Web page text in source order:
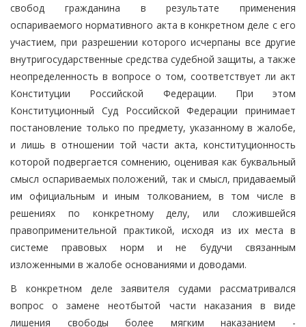
свобод гражданина в результате применения
оспариваемого нормативного акта в конкретном деле с его
участием, при разрешении которого исчерпаны все другие
внутригосударственные средства судебной защиты, а также
неопределенность в вопросе о том, соответствует ли акт
Конституции Российской Федерации. При этом
Конституционный Суд Российской Федерации принимает
постановление только по предмету, указанному в жалобе,
и лишь в отношении той части акта, конституционность
которой подвергается сомнению, оценивая как буквальный
смысл оспариваемых положений, так и смысл, придаваемый
им официальным и иным толкованием, в том числе в
решениях по конкретному делу, или сложившейся
правоприменительной практикой, исходя из их места в
системе правовых норм и не будучи связанным
изложенными в жалобе основаниями и доводами.
В конкретном деле заявителя судами рассматривался
вопрос о замене неотбытой части наказания в виде
лишения свободы более мягким наказанием -